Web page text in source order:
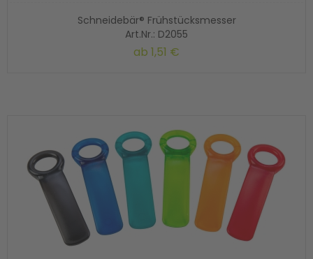
Schneidebär® Frühstücksmesser
Art.Nr.: D2055
ab 1,51 €